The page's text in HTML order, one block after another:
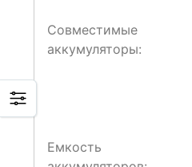
Совместимые
аккумуляторы:
Емкость